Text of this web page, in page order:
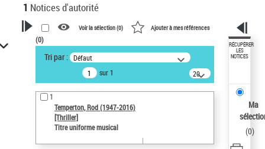
1 Notices d'autorité
VOTRE RECHERCHE
Recherche avancée dans les
notices d’autorité
Œuvres liées à l'auteur :
Temperton, Rod (1947-2016)
Sauvegarder votre recherche
AFFINER
Voir la sélection (0) Ajouter à mes références
(0)
Tri par : Défaut
sur 1
20
résultats/page
1
Temperton, Rod (1947-2016)
[Thriller]
Titre uniforme musical
RÉCUPÉRER
LES
NOTICES
Ma
(0)